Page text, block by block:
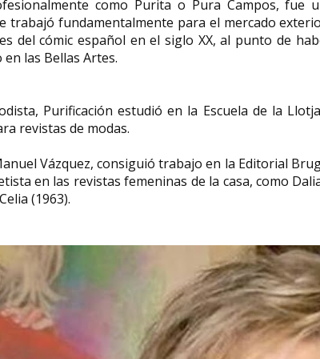
como Purita o Pura Campos, fue
trabajó fundamentalmente para el mercado
del cómic español en el siglo XX, al punto de
las Bellas Artes.
Purificación estudió en la Escuela de la
revistas de modas.
Vázquez, consiguió trabajo en la Editorial
en las revistas femeninas de la casa, como
(1963).
psiquiatra